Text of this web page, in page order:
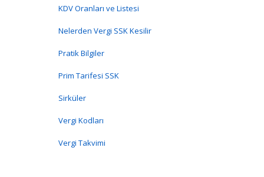
KDV Oranları ve Listesi
Nelerden Vergi SSK Kesilir
Pratik Bilgiler
Prim Tarifesi SSK
Sirküler
Vergi Kodları
Vergi Takvimi